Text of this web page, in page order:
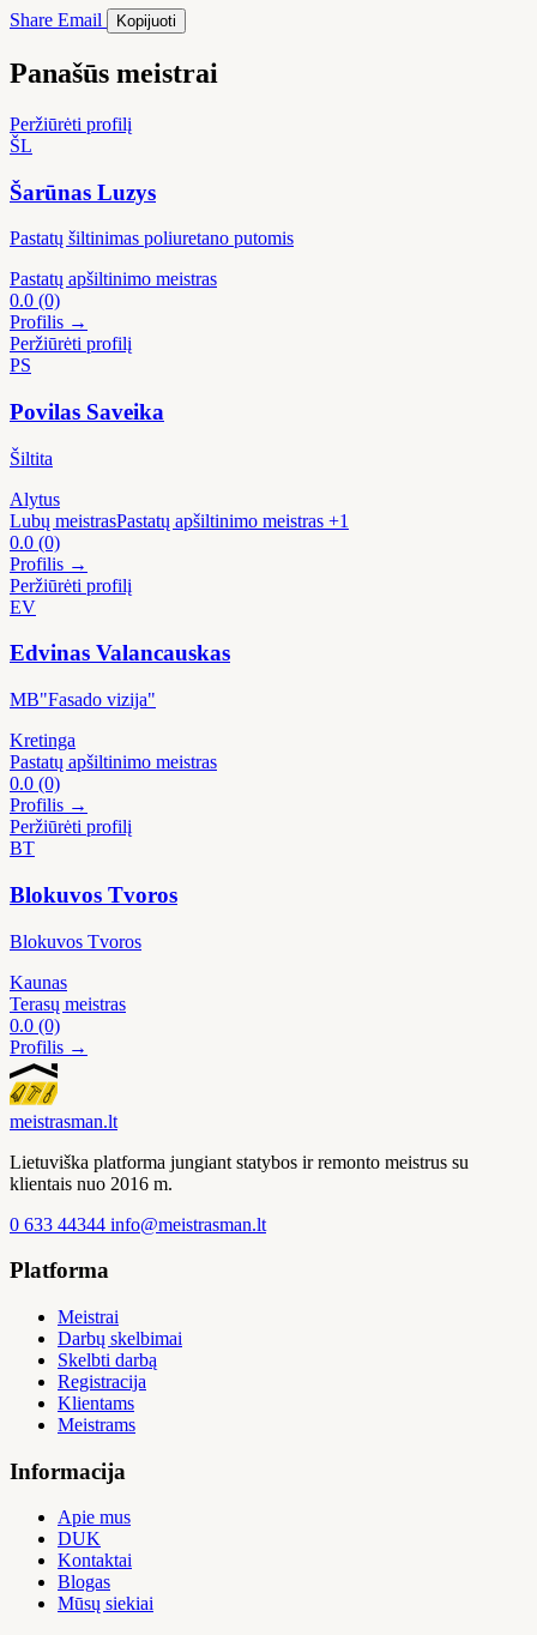
Share Email Kopijuoti
Panašūs meistrai
Peržiūrėti profilį
ŠL
Šarūnas Luzys
Pastatų šiltinimas poliuretano putomis
Pastatų apšiltinimo meistras
0.0 (0)
Profilis →
Peržiūrėti profilį
PS
Povilas Saveika
Šiltita
Alytus
Lubų meistrasPastatų apšiltinimo meistras +1
0.0 (0)
Profilis →
Peržiūrėti profilį
EV
Edvinas Valancauskas
MB"Fasado vizija"
Kretinga
Pastatų apšiltinimo meistras
0.0 (0)
Profilis →
Peržiūrėti profilį
BT
Blokuvos Tvoros
Blokuvos Tvoros
Kaunas
Terasų meistras
0.0 (0)
Profilis →
meistrasman.lt
Lietuviška platforma jungiant statybos ir remonto meistrus su
klientais nuo 2016 m.
0 633 44344 info@meistrasman.lt
Platforma
Meistrai
Darbų skelbimai
Skelbti darbą
Registracija
Klientams
Meistrams
Informacija
Apie mus
DUK
Kontaktai
Blogas
Mūsų siekiai